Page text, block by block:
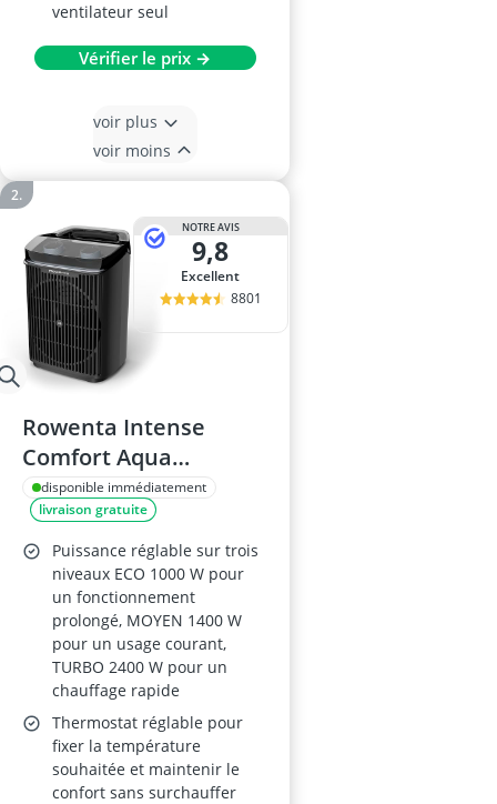
ventilateur seul
Vérifier le prix →
voir plus
voir moins
NOTRE AVIS
9,8
Excellent
8801
Rowenta Intense
Comfort Aqua
SO6550F0 Radiateur
d’appoint salle de
bains
disponible immédiatement
livraison gratuite
Puissance réglable sur trois
niveaux ECO 1000 W pour
un fonctionnement
prolongé, MOYEN 1400 W
pour un usage courant,
TURBO 2400 W pour un
chauffage rapide
Thermostat réglable pour
fixer la température
souhaitée et maintenir le
confort sans surchauffer